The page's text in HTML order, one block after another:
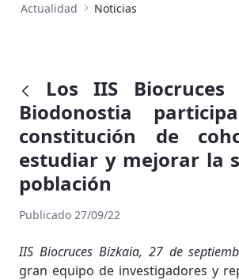
Actualidad Noticias
Los IIS
Biodonostia
constitución de
estudiar y mejorar la
población
Publicado 27/09/22
IIS Biocruces Bizkaia, 27 de
gran equipo de investigadores y